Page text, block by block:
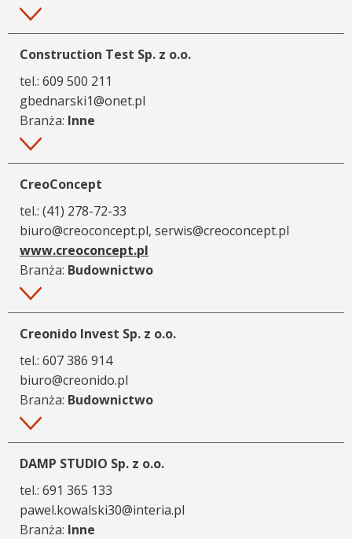
Więcej
Construction Test Sp. z o.o.
tel.: 609 500 211
gbednarski1@onet.pl
Branża: Inne
Więcej
CreoConcept
tel.: (41) 278-72-33
biuro@creoconcept.pl, serwis@creoconcept.pl
www.creoconcept.pl
Branża: Budownictwo
Więcej
Creonido Invest Sp. z o.o.
tel.: 607 386 914
biuro@creonido.pl
Branża: Budownictwo
Więcej
DAMP STUDIO Sp. z o.o.
tel.: 691 365 133
pawel.kowalski30@interia.pl
Branża: Inne